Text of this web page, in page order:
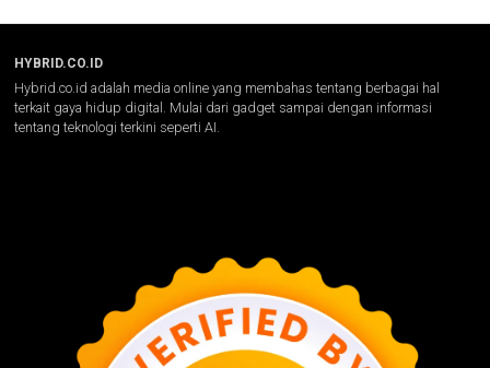
HYBRID.CO.ID
Hybrid.co.id adalah media online yang membahas tentang berbagai hal
terkait gaya hidup digital. Mulai dari gadget sampai dengan informasi
tentang teknologi terkini seperti AI.